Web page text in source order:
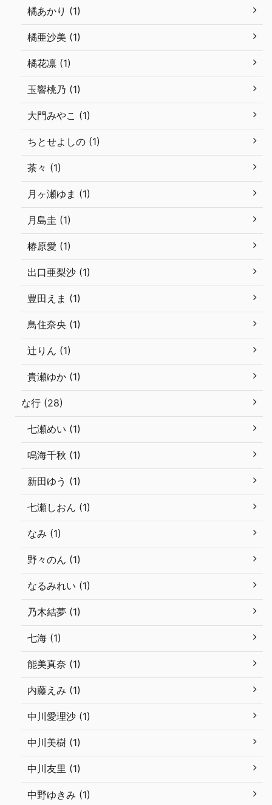
橘あかり (1)
橘亜沙美 (1)
橘花凛 (1)
玉響桃乃 (1)
大門みやこ (1)
ちとせよしの (1)
茶々 (1)
月ヶ瀬ゆま (1)
月島圭 (1)
椿原愛 (1)
出口亜梨沙 (1)
豊田えま (1)
鳥住奈央 (1)
辻りん (1)
貴瀬ゆか (1)
な行 (28)
七瀬めい (1)
鳴海千秋 (1)
新田ゆう (1)
七瀬しおん (1)
なみ (1)
野々のん (1)
なるみれい (1)
乃木結夢 (1)
七海 (1)
能美真奈 (1)
内藤えみ (1)
中川愛理沙 (1)
中川美樹 (1)
中川友里 (1)
中野ゆきみ (1)